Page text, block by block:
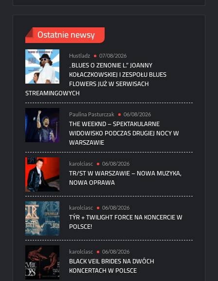
Ostatnie newsy
Hustladz 07/08/2026
„BLUES O ZENONIE L.” JOANNY
KOŁACZKOWSKIEJ I ZESPOŁU BLUES
FLOWERS JUŻ W SERWISACH
STREAMINGOWYCH
Paulina Pasturczak 06/08/2026
THE WEEKND – SPEKTAKULARNE
WIDOWISKO PODCZAS DRUGIEJ NOCY W
WARSZAWIE
karolciasc 06/08/2026
TR/ST W WARSZAWIE – NOWA MUZYKA,
NOWA OPRAWA
karolciasc 06/08/2026
TÝR + TWILIGHT FORCE NA KONCERCIE W
POLSCE!
karolciasc 06/08/2026
BLACK VEIL BRIDES NA DWÓCH
KONCERTACH W POLSCE